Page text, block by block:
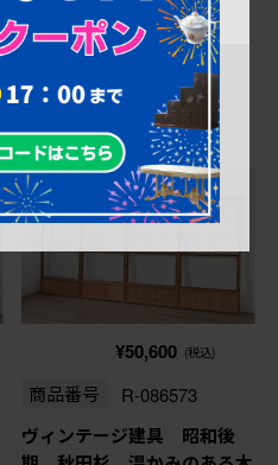
現状販売
¥50,600 (税込)
商品番号 R-086573
ヴィンテージ建具 昭和後